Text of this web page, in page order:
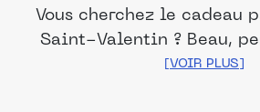
Vous cherchez le cadeau
Saint-Valentin ? Beau,
original, vous trouverez